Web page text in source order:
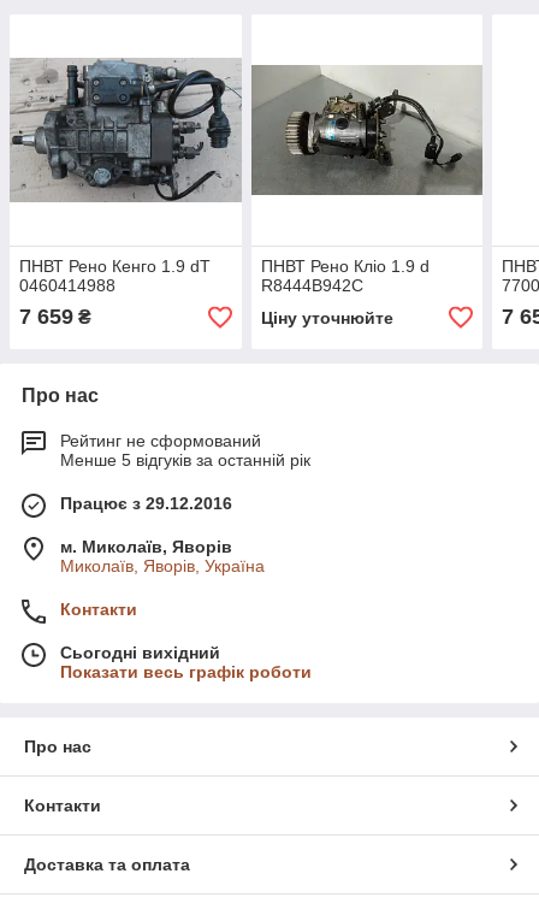
ПНВТ Рено Кенго 1.9 dT
0460414988
7 659 ₴
ПНВТ Рено Кліо 1.9 d
R8444B942C
Ціну уточнюйте
7
Про нас
Рейтинг не сформований
Менше 5 відгуків за останній рік
Працює з 29.12.2016
м. Миколаїв, Яворів
Миколаїв, Яворів, Україна
Контакти
Сьогодні вихідний
Показати весь графік роботи
Про нас
Контакти
Доставка та оплата